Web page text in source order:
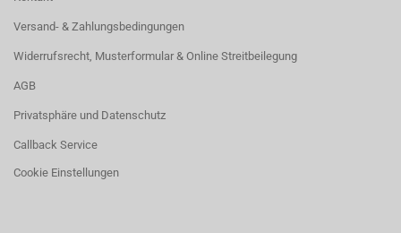
Versand- & Zahlungsbedingungen
Widerrufsrecht, Musterformular & Online Streitbeilegung
AGB
Privatsphäre und Datenschutz
Callback Service
Cookie Einstellungen